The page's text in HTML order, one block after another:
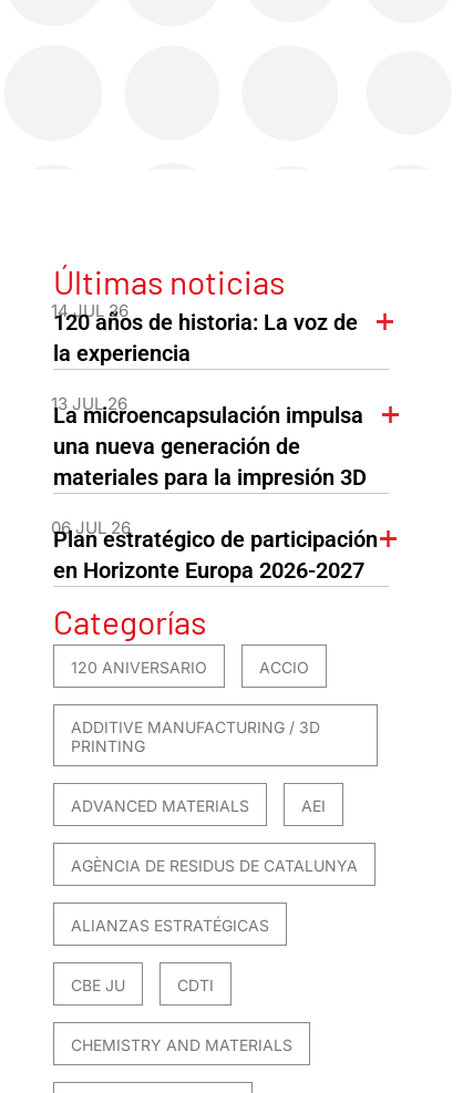
Últimas noticias
14 JUL 26
120 años de historia: La voz de
la experiencia
13 JUL 26
La microencapsulación impulsa
una nueva generación de
materiales para la impresión 3D
06 JUL 26
Plan estratégico de participación
en Horizonte Europa 2026-2027
Categorías
120 ANIVERSARIO ACCIO
ADDITIVE MANUFACTURING / 3D
PRINTING
ADVANCED MATERIALS AEI
AGÈNCIA DE RESIDUS DE CATALUNYA
ALIANZAS ESTRATÉGICAS
CBE JU CDTI
CHEMISTRY AND MATERIALS